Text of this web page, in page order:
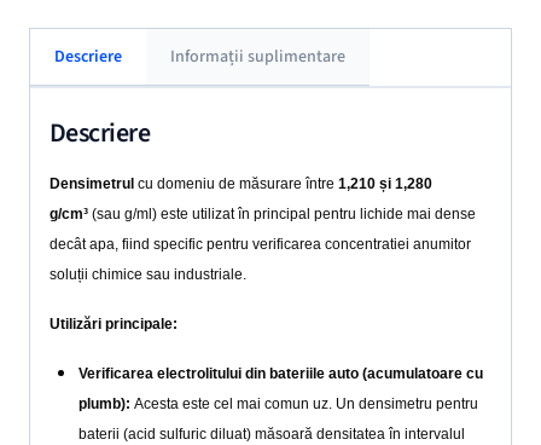
Descriere Informații suplimentare
Descriere
Densimetrul cu domeniu de măsurare între 1,210 și 1,280
g/cm³ (sau g/ml) este utilizat în principal pentru lichide mai dense
decât apa, fiind specific pentru verificarea concentratiei anumitor
soluții chimice sau industriale.
Utilizări principale:
Verificarea electrolitului din bateriile auto (acumulatoare cu
plumb): Acesta este cel mai comun uz. Un densimetru pentru
baterii (acid sulfuric diluat) măsoară densitatea în intervalul